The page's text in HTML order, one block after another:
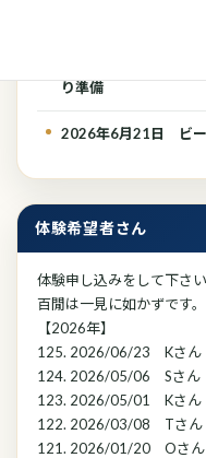
り準備
2026年6月21日 ビー
体験希望者さん
体験申し込みをして下さ
百閒は一見に如かずです。
【2026年】
125. 2026/06/23 Kさん
124. 2026/05/06 Sさん
123. 2026/05/01 Kさん
122. 2026/03/08 Tさん
121. 2026/01/20 Oさん